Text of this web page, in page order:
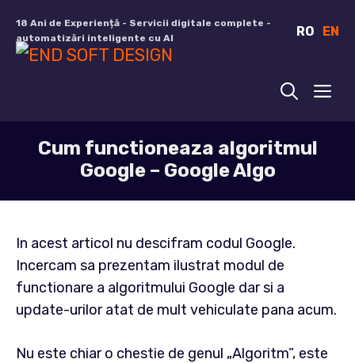
conținut
18 Ani de Experiență - Servicii digitale complete -
automatizări inteligente cu AI
RO EN
Cum functioneaza algoritmul
Google – Google Algo
In acest articol nu descifram codul Google.
Incercam sa prezentam ilustrat modul de
functionare a algoritmului Google dar si a
update-urilor atat de mult vehiculate pana acum.
Nu este chiar o chestie de genul „Algoritm”, este